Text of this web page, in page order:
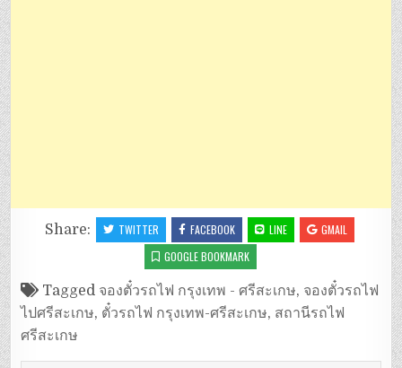
Share: TWITTER FACEBOOK LINE
GMAIL
GOOGLE BOOKMARK
Tagged จองตั๋วรถไฟ กรุงเทพ - ศรีสะเกษ, จองตั๋วรถไฟ
ไปศรีสะเกษ, ตั๋วรถไฟ กรุงเทพ-ศรีสะเกษ, สถานีรถไฟ
ศรีสะเกษ